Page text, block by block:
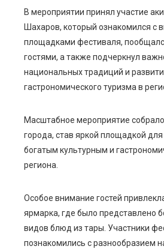
В мероприятии принял участие
Шахаров, который ознакомился с
площадками фестиваля,
гостями, а также подчеркнул
национальных традиций и
гастрономического туризма в
Масштабное мероприятие
города, став яркой площадкой
богатым культурным и
региона.
Особое внимание гостей
ярмарка, где было представлено
видов блюд из тары. Участники
познакомились с разнообразием